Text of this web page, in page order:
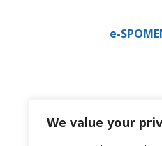
We value your
e-